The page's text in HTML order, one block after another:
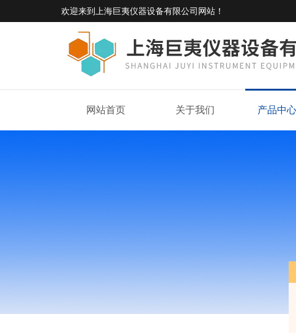
欢迎来到 上海巨夷仪器设备有限公司网站 ！
网站首页 关于我们 产品中心